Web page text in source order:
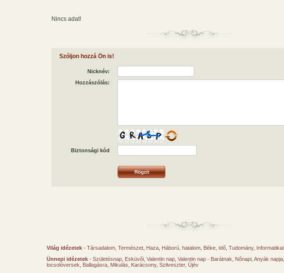
Nincs adat!
Szóljon hozzá Ön is!
Nicknév:
Hozzászólás:
Biztonsági kód
Világ idézetek - Társadalom Természet Haza Háború, hatalom Béke Idő Tudomány, Informatikai
Ünnepi idézetek - Születésnap Esküvői Valentin nap Valentin nap - Barátnak Nőnapi Anyák napja
locsolóversek
Ballagásra Mikulás Karácsony, Szilveszter, Újév